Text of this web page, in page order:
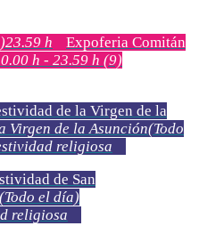
23.59 h
Expoferia Comitán
h - 23.59 h (9)
de la Virgen de la
Virgen de la Asunción(Todo
religiosa
de San
(Todo el día)
religiosa